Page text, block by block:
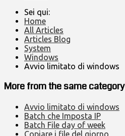
Sei qui:
Home
All Articles
Articles Blog
System
Windows
Avvio limitato di windows
More from the same category
Avvio limitato di windows
Batch che Imposta IP
Batch File day of week
Copiare i file del giorno